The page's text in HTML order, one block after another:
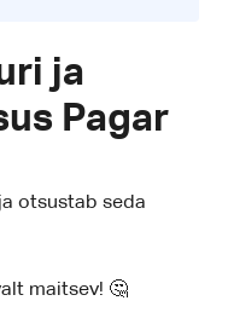
ja
Pagar
otsustab seda
maitsev! 🤔